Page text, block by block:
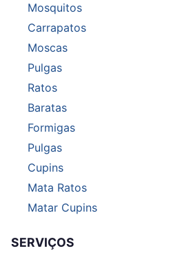
Mosquitos
Carrapatos
Moscas
Pulgas
Ratos
Baratas
Formigas
Pulgas
Cupins
Mata Ratos
Matar Cupins
SERVIÇOS